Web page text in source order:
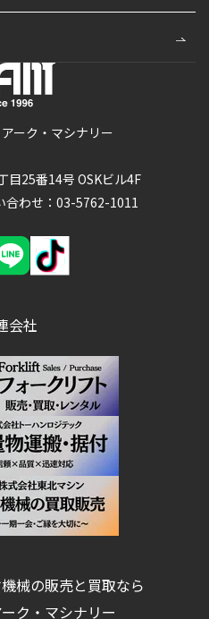
ーク・マシナリー
目25番14号 OSKビル4F
合わせ：03-5762-1011
会社
械の販売と買取なら
ク・マシナリー